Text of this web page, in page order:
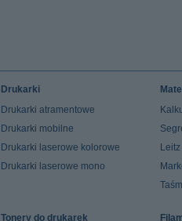
Drukarki
Drukarki atramentowe
Drukarki mobilne
Drukarki laserowe kolorowe
Drukarki laserowe mono
Tonery do drukarek